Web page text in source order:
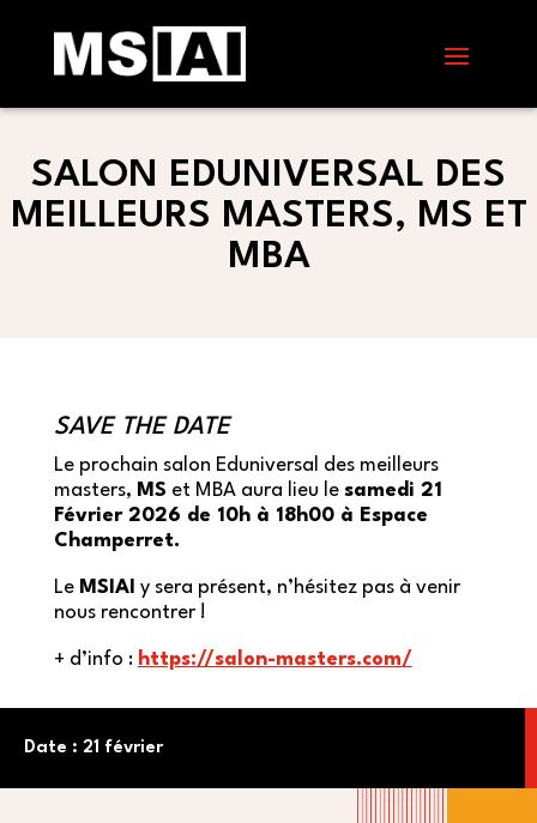
SALON EDUNIVERSAL DES
MEILLEURS MASTERS, MS ET
MBA
SAVE THE DATE
Le prochain salon Eduniversal des meilleurs
masters, MS et MBA aura lieu le samedi 21
Février 2026 de 10h à 18h00 à Espace
Champerret.
Le MSIAI y sera présent, n’hésitez pas à venir
nous rencontrer !
+ d’info : https://salon-masters.com/
Date : 21 février